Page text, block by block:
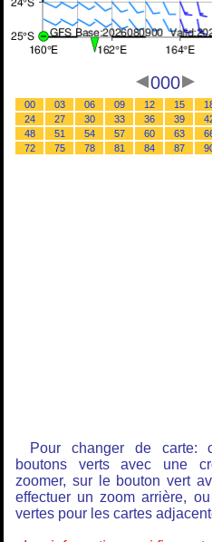
000
00 03 06 09 12 15
24
27 30 33 36 39
48
51 54 57 60 63
72
75 78 81 84 87
Pour changer de carte:
boutons verts avec une
zoomer, sur le bouton vert
effectuer un zoom arrière,
vertes pour les cartes